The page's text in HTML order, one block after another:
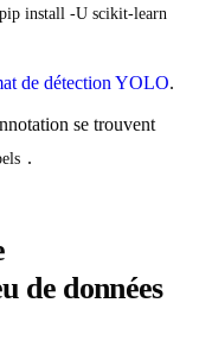
pip install -U scikit-learn
de détection YOLO.
se trouvent
.
de données